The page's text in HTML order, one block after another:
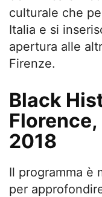
culturale che
Italia e si
apertura alle
Firenze.
Black
2018
Il programma è
per